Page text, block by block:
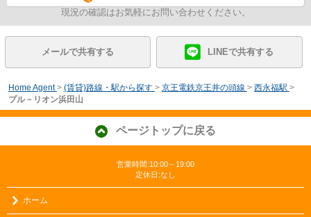
現況の確認はお気軽にお問い合わせください。
メールで共有する LINEで共有する
Home Agent > (賃貸)路線・駅から探す > 京王電鉄京王井の頭線 > 西永福駅 >
プル－リオン浜田山
ページトップに戻る
営業時間:10:00～19:00
定休日:なし
ホーム